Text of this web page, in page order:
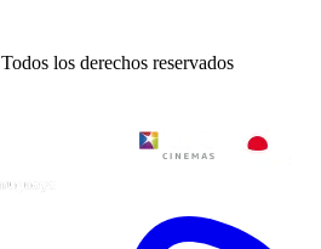
Todos los derechos reservados